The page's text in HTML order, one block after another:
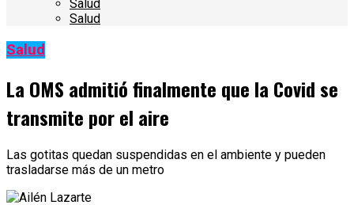
Salud
Salud
Salud
La OMS admitió finalmente que la Covid se
transmite por el aire
Las gotitas quedan suspendidas en el ambiente y pueden
trasladarse más de un metro